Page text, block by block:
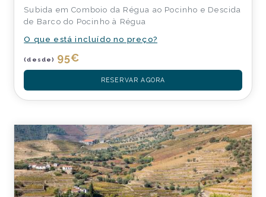
Subida em Comboio da Régua ao Pocinho e Descida
de Barco do Pocinho à Régua
O que está incluído no preço?
(desde) 95€
RESERVAR AGORA